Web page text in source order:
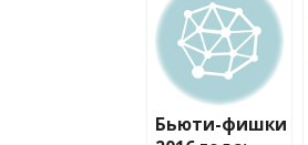
Бьюти-фишки